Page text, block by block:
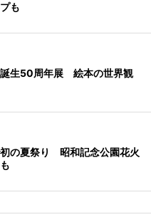
も
誕生50周年展 絵本の世界観
の夏祭り 昭和記念公園花火